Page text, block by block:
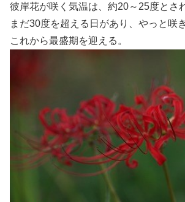
彼岸花が咲く気温は、約20～25度とさ
まだ30度を超える日があり、やっと咲
これから最盛期を迎える。